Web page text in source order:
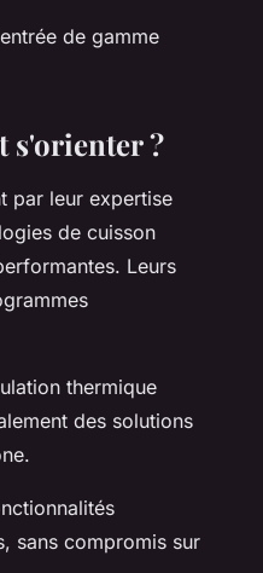
de gamme
s'orienter ?
par leur expertise
de cuisson
Leurs
thermique
des solutions
sans compromis sur